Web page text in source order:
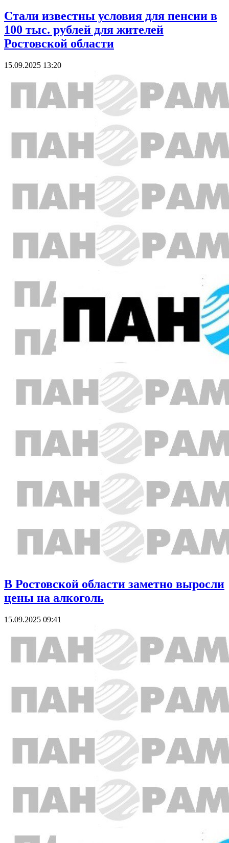
Стали известны условия для пенсии в
100 тыс. рублей для жителей
Ростовской области
15.09.2025 13:20
В Ростовской области заметно выросли
цены на алкоголь
15.09.2025 09:41